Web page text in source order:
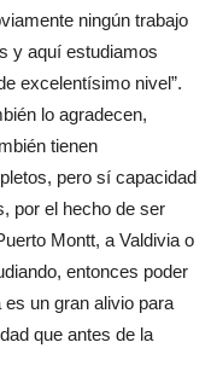
ningún trabajo
y aquí estudiamos
excelentísimo nivel”.
lo agradecen,
tienen
pero sí capacidad
por el hecho de ser
Montt, a Valdivia o
entonces poder
un gran alivio para
que antes de la